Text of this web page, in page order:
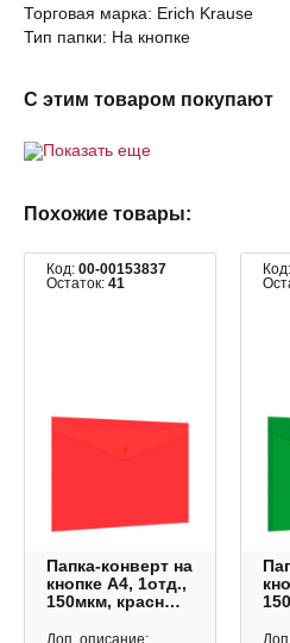
Торговая марка: Erich Krause
Тип папки: На кнопке
С этим товаром покупают
Показать еще
Похожие товары:
Код: 00-00153837
Остаток: 41
Папка-конверт на
кнопке А4, 1отд.,
150мкм, красный
273073 Brauberg
Доп. описание:
Код: